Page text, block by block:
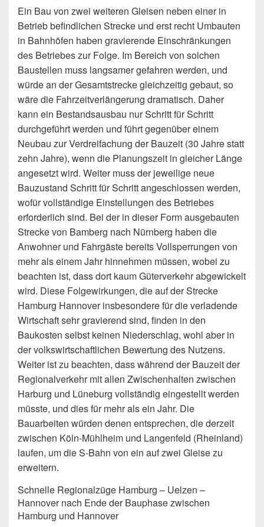
Ein Bau von zwei weiteren Gleisen neben einer in
Betrieb befindlichen Strecke und erst recht Umbauten
in Bahnhöfen haben gravierende Einschränkungen
des Betriebes zur Folge. Im Bereich von solchen
Baustellen muss langsamer gefahren werden, und
würde an der Gesamtstrecke gleichzeitig gebaut, so
wäre die Fahrzeitverlängerung dramatisch. Daher
kann ein Bestandsausbau nur Schritt für Schritt
durchgeführt werden und führt gegenüber einem
Neubau zur Verdreifachung der Bauzeit (30 Jahre statt
zehn Jahre), wenn die Planungszeit in gleicher Länge
angesetzt wird. Weiter muss der jeweilige neue
Bauzustand Schritt für Schritt angeschlossen werden,
wofür vollständige Einstellungen des Betriebes
erforderlich sind. Bei der in dieser Form ausgebauten
Strecke von Bamberg nach Nürnberg haben die
Anwohner und Fahrgäste bereits Vollsperrungen von
mehr als einem Jahr hinnehmen müssen, wobei zu
beachten ist, dass dort kaum Güterverkehr abgewickelt
wird. Diese Folgewirkungen, die auf der Strecke
Hamburg Hannover insbesondere für die verladende
Wirtschaft sehr gravierend sind, finden in den
Baukosten selbst keinen Niederschlag, wohl aber in
der volkswirtschaftlichen Bewertung des Nutzens.
Weiter ist zu beachten, dass während der Bauzeit der
Regionalverkehr mit allen Zwischenhalten zwischen
Harburg und Lüneburg vollständig eingestellt werden
müsste, und dies für mehr als ein Jahr. Die
Bauarbeiten würden denen entsprechen, die derzeit
zwischen Köln-Mühlheim und Langenfeld (Rheinland)
laufen, um die S-Bahn von ein auf zwei Gleise zu
erweitern.
Schnelle Regionalzüge Hamburg – Uelzen –
Hannover nach Ende der Bauphase zwischen
Hamburg und Hannover